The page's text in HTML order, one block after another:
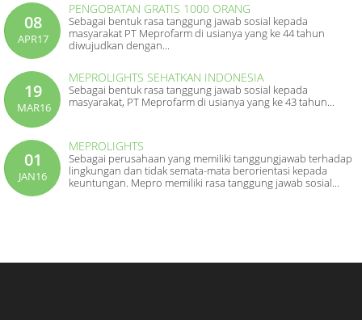
08
APR17
PENGOBATAN GRATIS 1000 ORANG
Sebagai bentuk rasa tanggung jawab sosial kepada
masyarakat PT Meprofarm di usianya yang ke 44 tahun
diwujudkan dengan...
19
MAR16
MEPROLIGHTS SEHATKAN INDONESIA
Sebagai bentuk rasa tanggung jawab sosial kepada
masyarakat, PT Meprofarm di usianya yang ke 43 tahun...
01
JAN16
MEPROLIGHTS
Sebagai perusahaan yang memiliki tanggungjawab terhadap
lingkungan dan tidak semata-mata berorientasi kepada
keuntungan. Mepro memiliki rasa tanggung jawab sosial...